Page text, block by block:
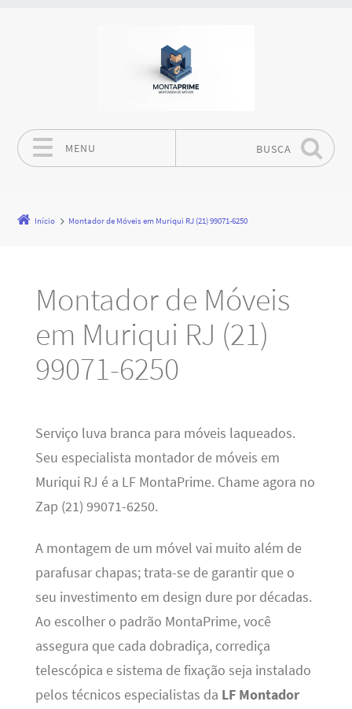
MENU BUSCA
Início Montador de Móveis em Muriqui RJ (21) 99071-6250
Montador de Móveis
em Muriqui RJ (21)
99071-6250
Serviço luva branca para móveis laqueados.
Seu especialista montador de móveis em
Muriqui RJ é a LF MontaPrime. Chame agora no
Zap (21) 99071-6250.
A montagem de um móvel vai muito além de
parafusar chapas; trata-se de garantir que o
seu investimento em design dure por décadas.
Ao escolher o padrão MontaPrime, você
assegura que cada dobradiça, corrediça
telescópica e sistema de fixação seja instalado
pelos técnicos especialistas da LF Montador